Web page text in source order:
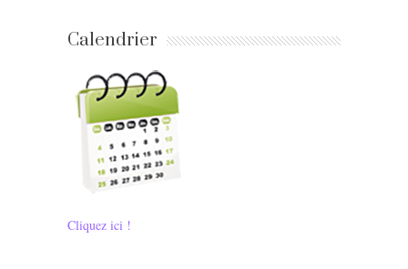
Calendrier
Cliquez ici !